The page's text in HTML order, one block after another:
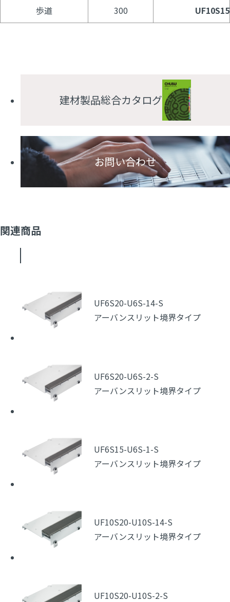
歩道 300
建材製品総合カタログ
お問い合わせ
関連商品
UF6S20-U6S-14-S
アーバンスリット境界タイプ
UF6S20-U6S-2-S
アーバンスリット境界タイプ
UF6S15-U6S-1-S
アーバンスリット境界タイプ
UF10S20-U10S-14-S
アーバンスリット境界タイプ
UF10S20-U10S-2-S